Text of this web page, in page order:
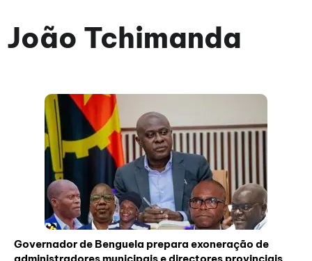
João Tchimanda
Governador de Benguela prepara exoneração de